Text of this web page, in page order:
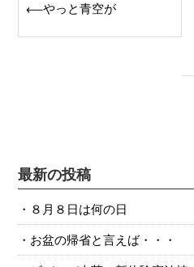
navigation
⟵やっと青空が
最新の投稿
８月８日は何の日
お盆の帰省と言えば・・・